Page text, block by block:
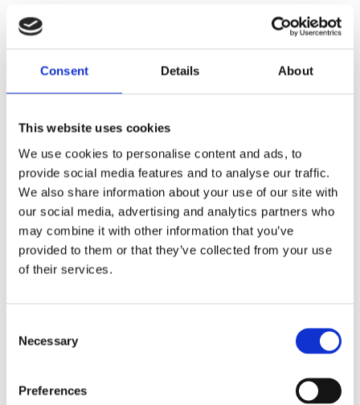
Consent Details About
This website uses cookies
We use cookies to personalise content and ads, to
provide social media features and to analyse our traffic.
We also share information about your use of our site with
our social media, advertising and analytics partners who
may combine it with other information that you’ve
provided to them or that they’ve collected from your use
of their services.
Selection
Necessary
Preferences
Beskrivning Användning
C/O GERDS BODY LOTION LINGONBERRY är en
kroppslotion som erbjuder en skön kombination av
snabbabsorberande formulan gör att den inte kladdar och
ger omedelbar fukt till huden. Med ingredienser såsom
avokadoolja, sheasmör och kakaosmör vårdar och
mjukgör huden på djupet. Passande för alla hudtyper,
denna kroppslotion är perfekt för daglig användning.